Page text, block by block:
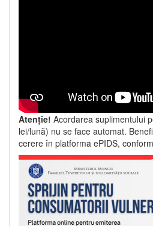
Atenție! Acordarea suplimentului
lei/lună) nu se face automat.
cerere în platforma ePIDS,